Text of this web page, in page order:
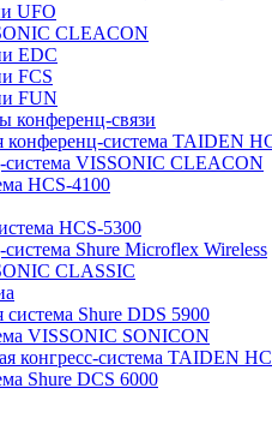
UFO
CLEACON
EDC
FCS
FUN
конференц-связи
конференц-система TAIDEN
система VISSONIC CLEACON
HCS-4100
HCS-5300
Shure Microflex Wireless
CLASSIC
Shure DDS 5900
VISSONIC SONICON
конгресс-система TAIDEN
Shure DCS 6000